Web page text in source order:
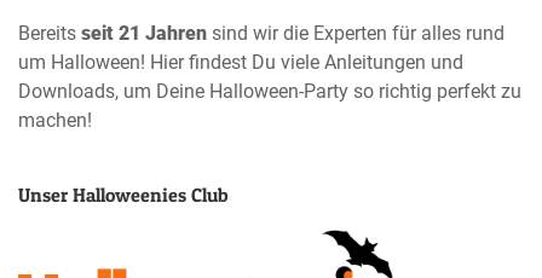
Bereits seit 21 Jahren sind wir die Experten für alles rund
um Halloween! Hier findest Du viele Anleitungen und
Downloads, um Deine Halloween-Party so richtig perfekt zu
machen!
Unser Halloweenies Club